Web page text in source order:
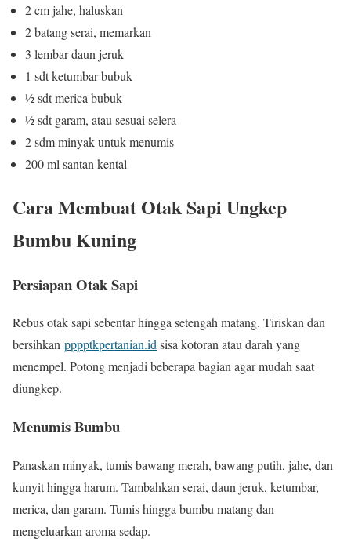
2 cm jahe, haluskan
2 batang serai, memarkan
3 lembar daun jeruk
1 sdt ketumbar bubuk
½ sdt merica bubuk
½ sdt garam, atau sesuai selera
2 sdm minyak untuk menumis
200 ml santan kental
Cara Membuat Otak Sapi Ungkep
Bumbu Kuning
Persiapan Otak Sapi
Rebus otak sapi sebentar hingga setengah matang. Tiriskan dan
bersihkan pppptkpertanian.idsisa kotoran atau darah yang
menempel. Potong menjadi beberapa bagian agar mudah saat
diungkep.
Menumis Bumbu
Panaskan minyak, tumis bawang merah, bawang putih, jahe, dan
kunyit hingga harum. Tambahkan serai, daun jeruk, ketumbar,
merica, dan garam. Tumis hingga bumbu matang dan
mengeluarkan aroma sedap.